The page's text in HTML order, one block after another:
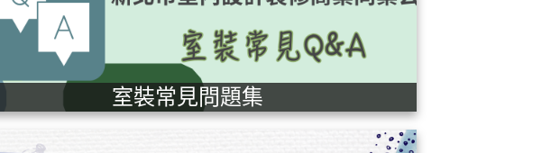
室裝常見問題集